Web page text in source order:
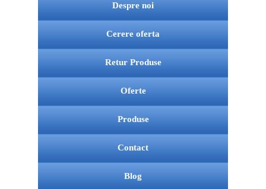
Despre noi
Cerere oferta
Retur Produse
Oferte
Produse
Contact
Blog